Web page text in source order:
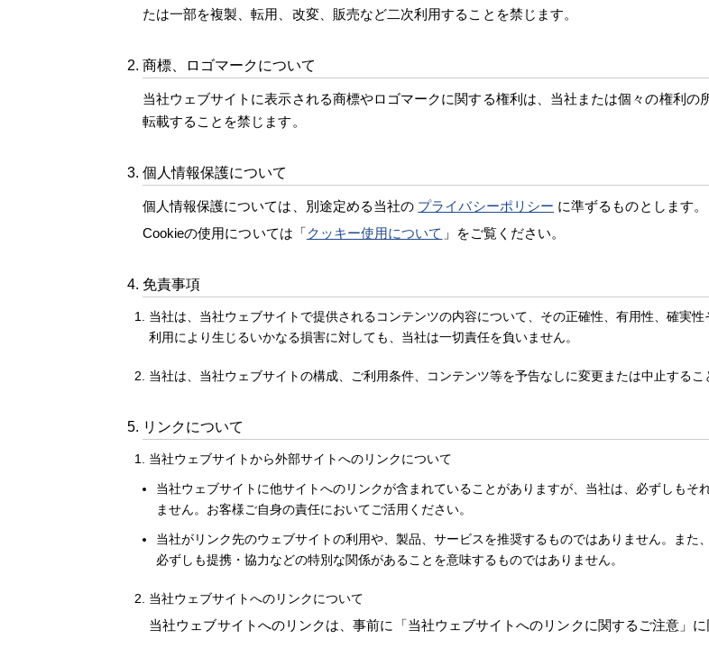
たは一部を複製、転用、改変、販売など二次利用することを禁じます。
商標、ロゴマークについて
当社ウェブサイトに表示される商標やロゴマークに関する権利は、当社または個々の権利の
転載することを禁じます。
個人情報保護について
個人情報保護については、別途定める当社の プライバシーポリシー に準ずるものとします。
Cookieの使用については「クッキー使用について 」をご覧ください。
免責事項
当社は、当社ウェブサイトで提供されるコンテンツの内容について、その正確性、有用性、確実
利用により生じるいかなる損害に対しても、当社は一切責任を負いません。
当社は、当社ウェブサイトの構成、ご利用条件、コンテンツ等を予告なしに変更または中止するこ
リンクについて
当社ウェブサイトから外部サイトへのリンクについて
当社ウェブサイトに他サイトへのリンクが含まれていることがありますが、当社は、必ずしもそ
ません。お客様ご自身の責任においてご活用ください。
当社がリンク先のウェブサイトの利用や、製品、サービスを推奨するものではありません。また
必ずしも提携・協力などの特別な関係があることを意味するものではありません。
当社ウェブサイトへのリンクについて
当社ウェブサイトへのリンクは、事前に「当社ウェブサイトへのリンクに関するご注意」に